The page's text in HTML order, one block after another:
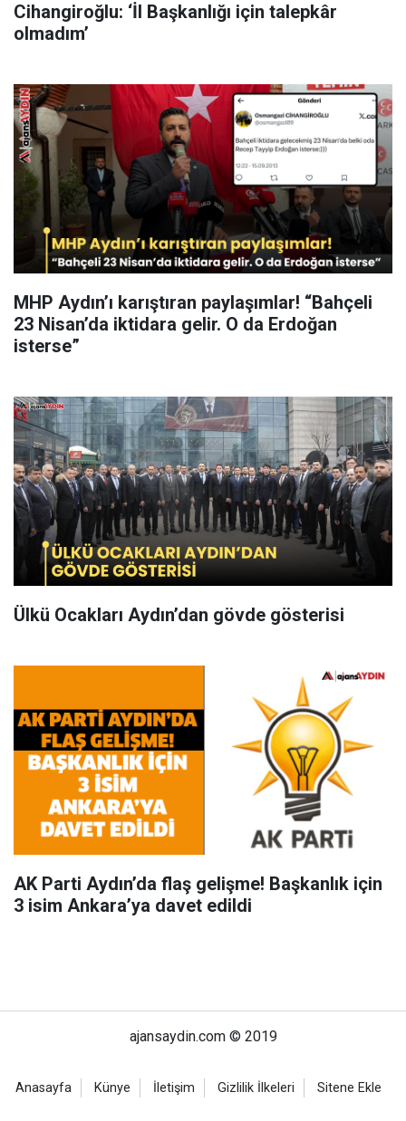
Cihangiroğlu: ‘İl Başkanlığı için talepkâr
olmadım’
MHP Aydın’ı karıştıran paylaşımlar! “Bahçeli
23 Nisan’da iktidara gelir. O da Erdoğan
isterse”
Ülkü Ocakları Aydın’dan gövde gösterisi
AK Parti Aydın’da flaş gelişme! Başkanlık için
3 isim Ankara’ya davet edildi
ajansaydin.com © 2019
Anasayfa Künye İletişim Gizlilik İlkeleri Sitene Ekle